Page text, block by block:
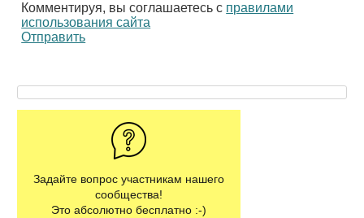
Комментируя, вы соглашаетесь с правилами
использования сайта
Отправить
Задайте вопрос участникам нашего
сообщества!
Это абсолютно бесплатно :-)